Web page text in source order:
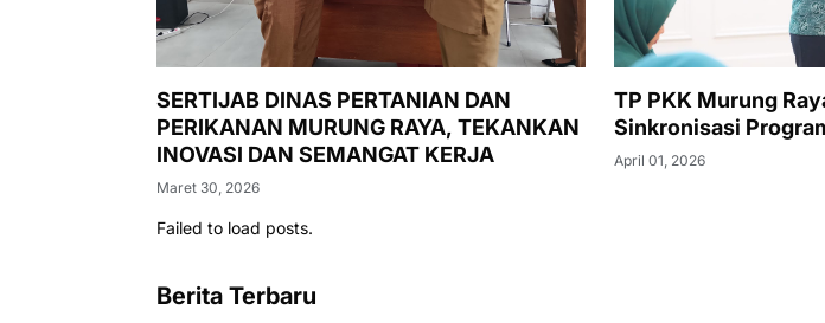
SERTIJAB DINAS PERTANIAN DAN
PERIKANAN MURUNG RAYA, TEKANKAN
INOVASI DAN SEMANGAT KERJA
Maret 30, 2026
TP PKK Murung
Sinkronisasi
April 01, 2026
Failed to load posts.
Berita Terbaru